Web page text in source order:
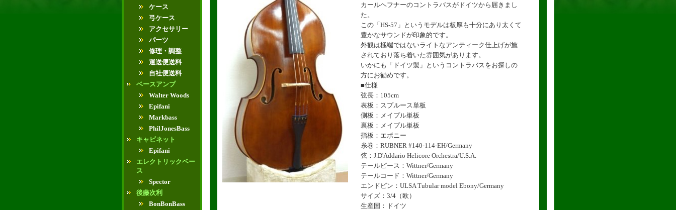
ケース
弓ケース
アクセサリー
パーツ
修理・調整
運送便送料
自社便送料
ベースアンプ
Walter Woods
Epifani
Markbass
PhilJonesBass
キャビネット
Epifani
エレクトリックベー
ス
Spector
後藤次利
BonBonBass
カールヘフナーのコントラバスがドイツから届きまし
た。
この「HS-57」というモデルは板厚も十分にあり太くて
豊かなサウンドが印象的です。
外観は極端ではないライトなアンティーク仕上げが施
されており落ち着いた雰囲気があります。
いかにも「ドイツ製」というコントラバスをお探しの
方にお勧めです。
■仕様
弦長：105cm
表板：スプルース単板
側板：メイプル単板
裏板：メイプル単板
指板：エボニー
糸巻：RUBNER #140-114-EH/Germany
弦：J.D'Addario Helicore Orchestra/U.S.A.
テールピース：Wittner/Germany
テールコード：Wittner/Germany
エンドピン：ULSA Tubular model Ebony/Germany
サイズ：3/4（欧）
生産国：ドイツ